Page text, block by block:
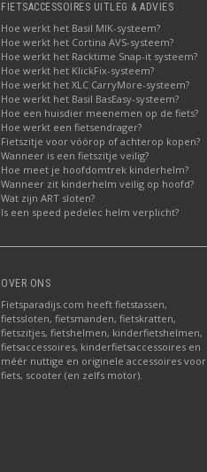
FIETSACCESSOIRES UITLEG & ADVIES
Hoe werkt het Basil MIK-systeem?
Hoe werkt het Cortina AVS-systeem?
Hoe werkt het Racktime Snap-it systeem?
Hoe werkt het KlickFix-systeem?
Hoe werkt het XLC CarryMore-systeem?
Hoe werkt het Basil BasEasy-systeem?
Hoe een huisdier meenemen op de fiets?
Hoe werkt een fietsendrager?
Fietszitje voor vóórop of achterop kopen?
Wanneer is een fietszitje veilig?
Hoe meet je hoofdomtrek kinderhelm?
Wanneer zit kinderhelm veilig op hoofd?
Wat zijn ART sloten?
Is een speed pedelec helm verplicht?
OVER ONS
Fietsparadijs.com heeft fietstassen,
fietssloten, fietsmanden, fietskratten,
fietszitjes, fietshelmen, kinderfietshelmen,
fietsaccessoires, kinderfietsaccessoires en
méér nuttige en originele accessoires voor
fiets, scooter (en zelfs motor).